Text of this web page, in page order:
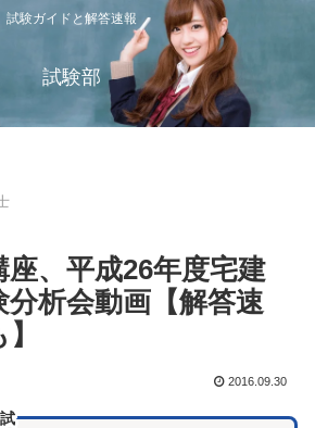
試験ガイドと解答速報
試験部
座、平成26年度宅建
分析会動画【解答速
2016.09.30